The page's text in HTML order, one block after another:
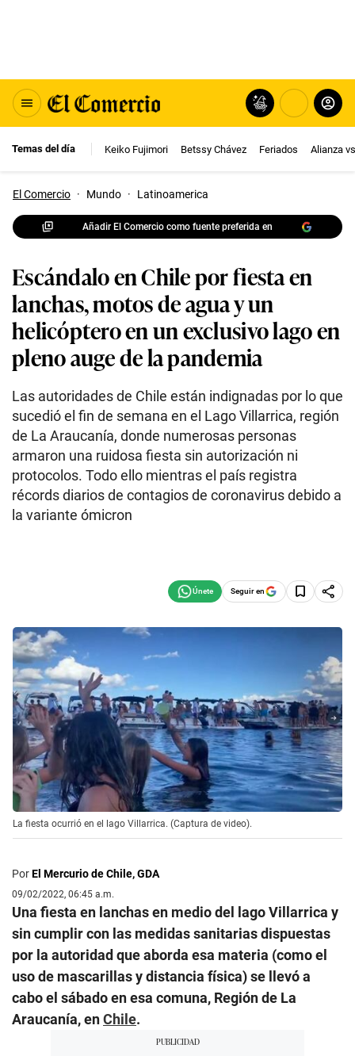
Temas del día Keiko Fujimori Betssy Chávez Feriados Alianza
El Comercio · Mundo · Latinoamerica
Añadir El Comercio como fuente preferida en
Escándalo en Chile por fiesta en
lanchas, motos de agua y un
helicóptero en un exclusivo lago en
pleno auge de la pandemia
Las autoridades de Chile están indignadas por lo que
sucedió el fin de semana en el Lago Villarrica, región
de La Araucanía, donde numerosas personas
armaron una ruidosa fiesta sin autorización ni
protocolos. Todo ello mientras el país registra
récords diarios de contagios de coronavirus debido a
la variante ómicron
Seguir en
La fiesta ocurrió en el lago Villarrica. (Captura de video).
PorEl Mercurio de Chile, GDA
09/02/2022, 06:45 a.m.
Una fiesta en lanchas en medio del lago Villarrica y
sin cumplir con las medidas sanitarias dispuestas
por la autoridad que aborda esa materia (como el
uso de mascarillas y distancia física) se llevó a
cabo el sábado en esa comuna, Región de La
Araucanía, enChile.